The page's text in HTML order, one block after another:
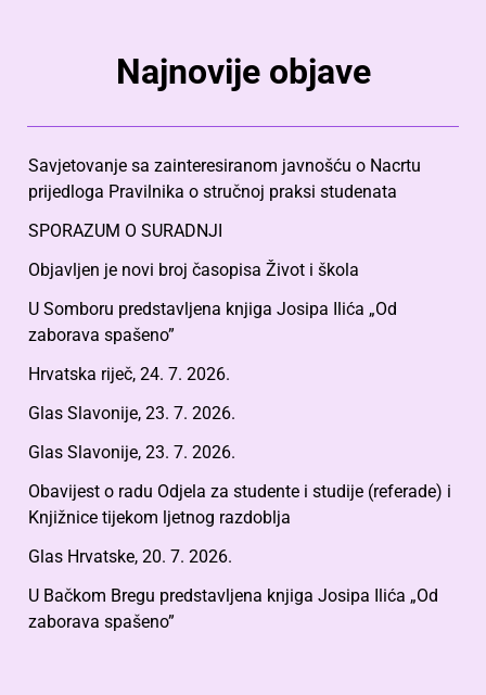
Najnovije objave
Savjetovanje sa zainteresiranom javnošću o Nacrtu
prijedloga Pravilnika o stručnoj praksi studenata
SPORAZUM O SURADNJI
Objavljen je novi broj časopisa Život i škola
U Somboru predstavljena knjiga Josipa Ilića „Od
zaborava spašeno”
Hrvatska riječ, 24. 7. 2026.
Glas Slavonije, 23. 7. 2026.
Glas Slavonije, 23. 7. 2026.
Obavijest o radu Odjela za studente i studije (referade) i
Knjižnice tijekom ljetnog razdoblja
Glas Hrvatske, 20. 7. 2026.
U Bačkom Bregu predstavljena knjiga Josipa Ilića „Od
zaborava spašeno”